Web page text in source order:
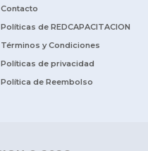
Contacto
Políticas de REDCAPACITACION
Términos y Condiciones
Políticas de privacidad
Política de Reembolso